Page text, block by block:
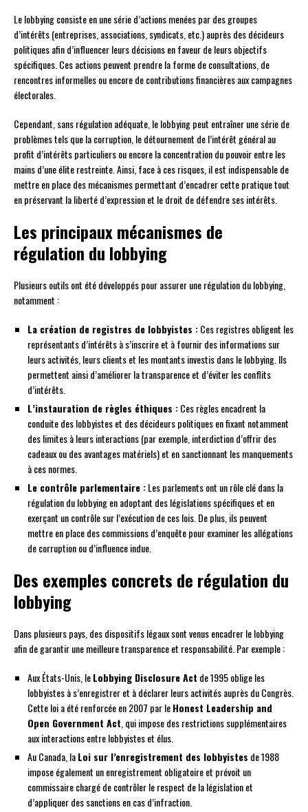
Le lobbying consiste en une série d’actions menées par des groupes
d’intérêts (entreprises, associations, syndicats, etc.) auprès des décideurs
politiques afin d’influencer leurs décisions en faveur de leurs objectifs
spécifiques. Ces actions peuvent prendre la forme de consultations, de
rencontres informelles ou encore de contributions financières aux campagnes
électorales.
Cependant, sans régulation adéquate, le lobbying peut entraîner une série de
problèmes tels que la corruption, le détournement de l’intérêt général au
profit d’intérêts particuliers ou encore la concentration du pouvoir entre les
mains d’une élite restreinte. Ainsi, face à ces risques, il est indispensable de
mettre en place des mécanismes permettant d’encadrer cette pratique tout
en préservant la liberté d’expression et le droit de défendre ses intérêts.
Les principaux mécanismes de
régulation du lobbying
Plusieurs outils ont été développés pour assurer une régulation du lobbying,
notamment :
La création de registres de lobbyistes :Ces registres obligent les
représentants d’intérêts à s’inscrire et à fournir des informations sur
leurs activités, leurs clients et les montants investis dans le lobbying. Ils
permettent ainsi d’améliorer la transparence et d’éviter les conflits
d’intérêts.
L’instauration de règles éthiques :Ces règles encadrent la
conduite des lobbyistes et des décideurs politiques en fixant notamment
des limites à leurs interactions (par exemple, interdiction d’offrir des
cadeaux ou des avantages matériels) et en sanctionnant les manquements
à ces normes.
Le contrôle parlementaire :Les parlements ont un rôle clé dans la
régulation du lobbying en adoptant des législations spécifiques et en
exerçant un contrôle sur l’exécution de ces lois. De plus, ils peuvent
mettre en place des commissions d’enquête pour examiner les allégations
de corruption ou d’influence indue.
Des exemples concrets de régulation du
lobbying
Dans plusieurs pays, des dispositifs légaux sont venus encadrer le lobbying
afin de garantir une meilleure transparence et responsabilité. Par exemple :
Aux États-Unis, leLobbying Disclosure Act de 1995 oblige les
lobbyistes à s’enregistrer et à déclarer leurs activités auprès du Congrès.
Cette loi a été renforcée en 2007 par leHonest Leadership and
Open Government Act , qui impose des restrictions supplémentaires
aux interactions entre lobbyistes et élus.
Au Canada, laLoi sur l’enregistrement des lobbyistes de 1988
impose également un enregistrement obligatoire et prévoit un
commissaire chargé de contrôler le respect de la législation et
d’appliquer des sanctions en cas d’infraction.